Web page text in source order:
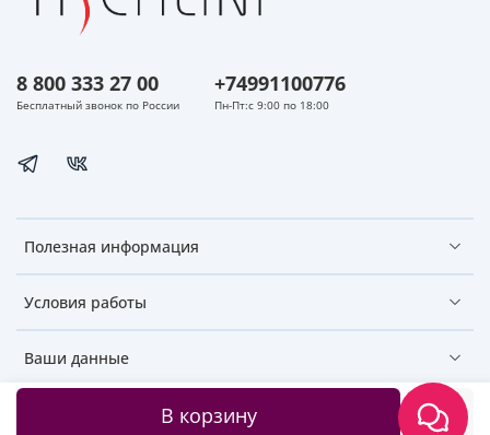
В корзину
Полезная информация
Условия работы
Ваши данные
8 800 333 27 00
Бесплатный звонок по России
+74991100776
Пн-Пт:с 9:00 по 18:00